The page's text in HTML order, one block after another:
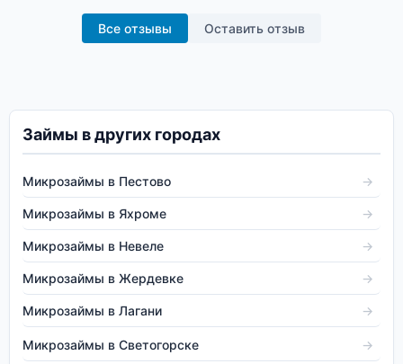
Все отзывы Оставить отзыв
Займы в других городах
Микрозаймы в Пестово →
Микрозаймы в Яхроме →
Микрозаймы в Невеле →
Микрозаймы в Жердевке →
Микрозаймы в Лагани →
Микрозаймы в Светогорске →